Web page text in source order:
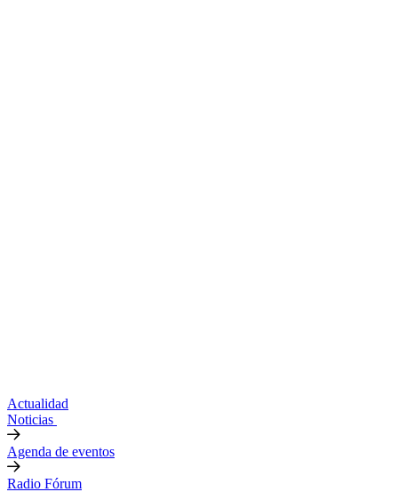
Actualidad
Noticias
Agenda de eventos
Radio Fórum